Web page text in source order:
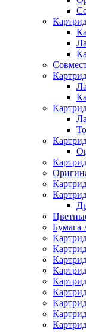
Бумага